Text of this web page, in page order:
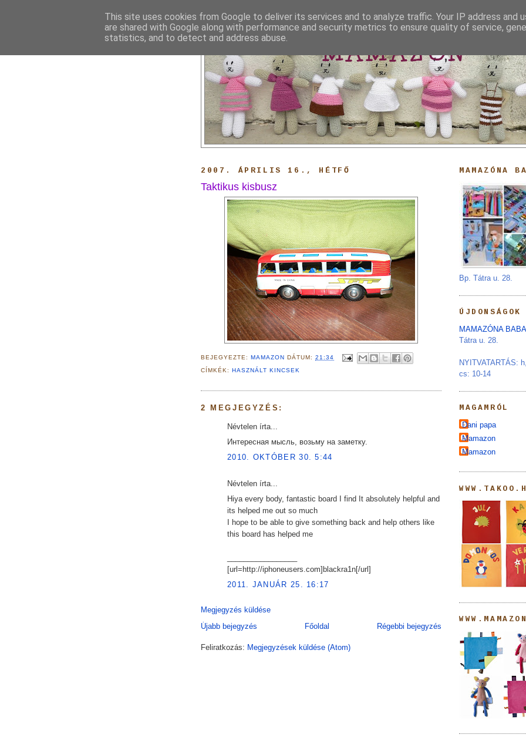
MAMAZON
2007. ÁPRILIS 16., HÉTFŐ
Taktikus kisbusz
BEJEGYEZTE:MAMAZON DÁTUM:21:34
CÍMKÉK:HASZNÁLT KINCSEK
2 MEGJEGYZÉS:
Névtelen írta...
Интересная мысль, возьму на заметку.
2010. OKTÓBER 30. 5:44
Névtelen írta...
Hiya every body, fantastic board I find It absolutely helpful and
its helped me out so much
I hope to be able to give something back and help others like
this board has helped me
[url=http://iphoneusers.com]blackra1n[/url]
2011. JANUÁR 25. 16:17
Megjegyzés küldése
Újabb bejegyzés
Régebbi bejegyzés
Főoldal
Feliratkozás: Megjegyzések küldése (Atom)
MAMAZÓNA
Bp. Tátra u. 28.
ÚJDONSÁGOK
MAMAZÓNA
Tátra u. 28.
NYITVATARTÁS:
cs: 10-14
MAGAMRÓL
Dani papa
Mamazon
Mamazon
This site uses cookies from Google to deliver its services and to analyze traffic. Your IP address and
are shared with Google along with performance and security metrics to ensure quality of service,
statistics, and to detect and address abuse.